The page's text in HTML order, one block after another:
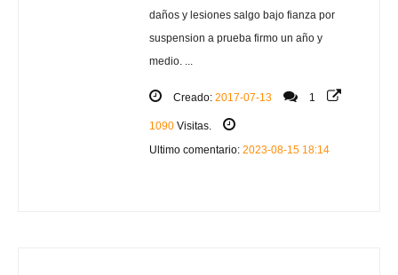
daños y lesiones salgo bajo fianza por
suspension a prueba firmo un año y
medio. ...
Creado: 2017-07-13 1
1090 Visitas.
Ultimo comentario: 2023-08-15 18:14